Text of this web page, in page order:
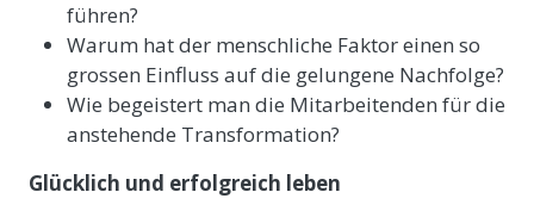
führen?
Warum hat der menschliche Faktor einen so
grossen Einfluss auf die gelungene Nachfolge?
Wie begeistert man die Mitarbeitenden für die
anstehende Transformation?
Glücklich und erfolgreich leben